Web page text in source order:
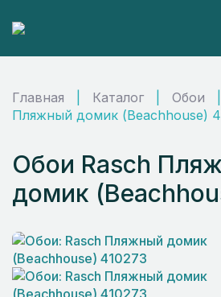
Главная Каталог Обои
Пляжный домик (Beachhouse)
Обои Rasch
домик